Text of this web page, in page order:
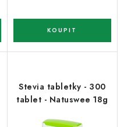
Stevia tabletky - 300
tablet - Natuswee 18g